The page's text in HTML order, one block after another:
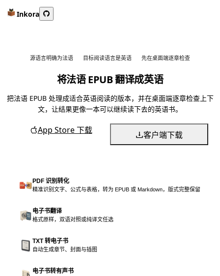
Inkora
源语言明确为法语 目标阅读语言是英语 先在桌面端逐章检查
将法语 EPUB 翻译成英语
把法语 EPUB 处理成适合英语阅读的版本，并在桌面端逐章检查上下
文，让结果更像一本可以继续读下去的英语书。
App Store 下载 客户端下载
PDF 识别转化
精准识别文字、公式与表格，转为 EPUB 或 Markdown，版式完整保留
电子书翻译
格式原样，双语对照或纯译文任选
TXT 转电子书
自动生成章节、封面与插图
电子书转有声书